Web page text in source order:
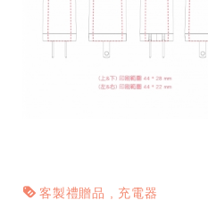
客製禮贈品 充電器